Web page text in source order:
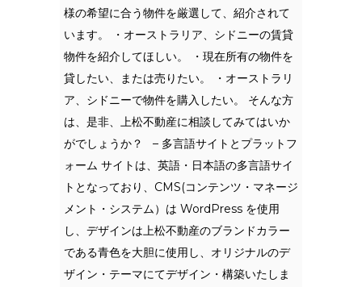
様の希望に合う物件を厳選して、紹介されて
います。 ・オーストラリア、シドニーの賃貸
物件を紹介してほしい。 ・現在所有の物件を
貸したい、または売りたい。 ・オーストラリ
ア、シドニーで物件を購入したい。 そんな方
は、是非、上松不動産に相談してみてはいか
がでしょうか？ – 多言語サイトとプラットフ
ォーム サイトは、英語・日本語の多言語サイ
トとなっており、CMS(コンテンツ・マネージ
メント・システム）は WordPress を使用
し、デザインは上松不動産のブランドカラー
である青色を大胆に使用し、オリジナルのデ
ザイン・テーマにてデザイン・構築いたしま